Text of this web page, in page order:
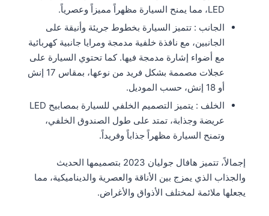
LED، مما يمنح السيارة مظهراً مميزاً وعصرياً.
الجانب : تتميز السيارة بخطوط جريئة وأنيقة على
الجانبين، مع نافذة خلفية مدمجة ومرايا جانبية كهربائية
مع أضواء إشارة مدمجة فيها. كما تحتوي السيارة على
عجلات مصممة بشكل فريد من نوعها، بمقاس 17 إنش
أو 18 إنش، حسب الموديل.
الخلف : يتميز التصميم الخلفي للسيارة بمصابيح LED
عريضة وجذابة، تمتد على طول الصندوق الخلفي،
وتمنح السيارة مظهراً جذاباً وفريداً.
إجمالاً، تتميز هافال جوليان 2023 بتصميمها الحديث
والجذاب الذي يمزج بين الأناقة والعصرية والديناميكية، مما
يجعلها ملائمة لمختلف الأذواق والأغراض.